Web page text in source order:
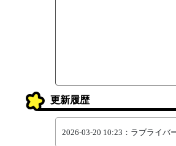
更新履歴
2026-03-20 10:23：ラブライバ